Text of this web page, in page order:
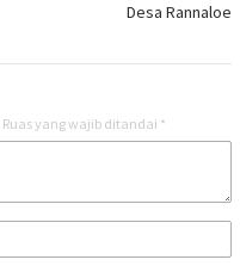
Desa Rannaloe
Ruas yang wajib ditandai *